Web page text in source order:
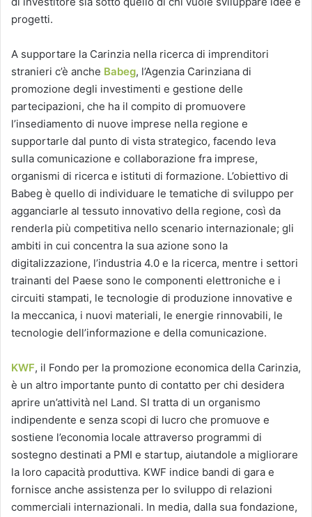
progetti.
A supportare la Carinzia nella ricerca di imprenditori
stranieri c’è anche Babeg, l’Agenzia Carinziana di
promozione degli investimenti e gestione delle
partecipazioni, che ha il compito di promuovere
l’insediamento di nuove imprese nella regione e
supportarle dal punto di vista strategico, facendo leva
sulla comunicazione e collaborazione fra imprese,
organismi di ricerca e istituti di formazione. L’obiettivo di
Babeg è quello di individuare le tematiche di sviluppo per
agganciarle al tessuto innovativo della regione, così da
renderla più competitiva nello scenario internazionale; gli
ambiti in cui concentra la sua azione sono la
digitalizzazione, l’industria 4.0 e la ricerca, mentre i settori
trainanti del Paese sono le componenti elettroniche e i
circuiti stampati, le tecnologie di produzione innovative e
la meccanica, i nuovi materiali, le energie rinnovabili, le
tecnologie dell’informazione e della comunicazione.
KWF, il Fondo per la promozione economica della Carinzia,
è un altro importante punto di contatto per chi desidera
aprire un’attività nel Land. SI tratta di un organismo
indipendente e senza scopi di lucro che promuove e
sostiene l’economia locale attraverso programmi di
sostegno destinati a PMI e startup, aiutandole a migliorare
la loro capacità produttiva. KWF indice bandi di gara e
fornisce anche assistenza per lo sviluppo di relazioni
commerciali internazionali. In media, dalla sua fondazione,